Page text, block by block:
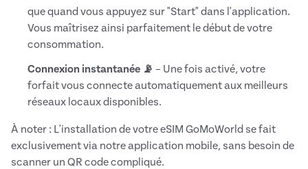
que quand vous appuyez sur "Start" dans l'application.
Vous maîtrisez ainsi parfaitement le début de votre
consommation.
Connexion instantanée 📡 – Une fois activé, votre
forfait vous connecte automatiquement aux meilleurs
réseaux locaux disponibles.
À noter : L'installation de votre eSIM GoMoWorld se fait
exclusivement via notre application mobile, sans besoin de
scanner un QR code compliqué.